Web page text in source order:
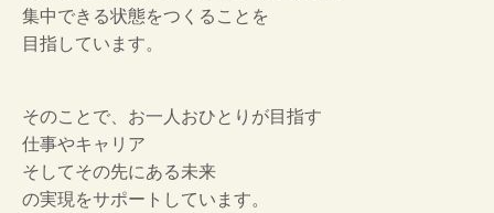
集中できる状態をつくることを
目指しています。
そのことで、お一人おひとりが目指す
仕事やキャリア
そしてその先にある未来
の実現をサポートしています。